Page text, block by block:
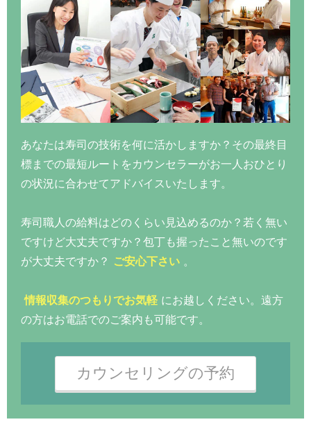
あなたは寿司の技術を何に活かしますか？その最終目
標までの最短ルートをカウンセラーがお一人おひとり
の状況に合わせてアドバイスいたします。
寿司職人の給料はどのくらい見込めるのか？若く無い
ですけど大丈夫ですか？包丁も握ったこと無いのです
が大丈夫ですか？
ご安心下さい 。
情報収集のつもりでお気軽 にお越しください。遠方
の方はお電話でのご案内も可能です。
カウンセリングの予約